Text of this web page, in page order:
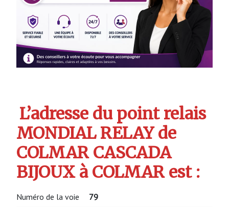
L’adresse du point relais
MONDIAL RELAY de
COLMAR CASCADA
BIJOUX à COLMAR est :
Numéro de la voie 79